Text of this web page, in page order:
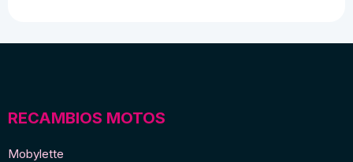
cantidad
RECAMBIOS MOTOS
Mobylette